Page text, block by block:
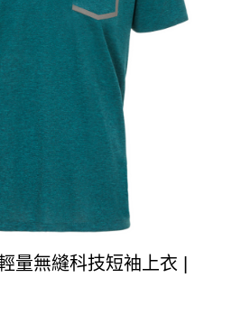
量無縫科技短袖上衣 |